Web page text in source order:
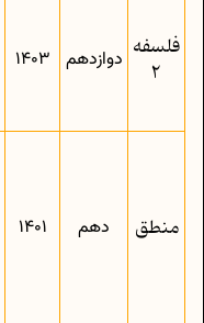
فلسفه
2
دوازدهم 1403
منطق دهم 1401